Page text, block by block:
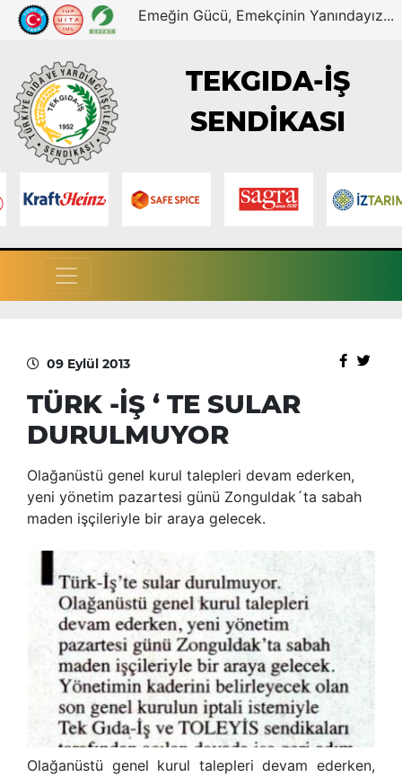
Emeğin Gücü, Emekçinin Yanındayız...
TEKGIDA-İŞ
SENDİKASI
09 Eylül 2013
TÜRK -İŞ ‘ TE SULAR
DURULMUYOR
Olağanüstü genel kurul talepleri devam ederken,
yeni yönetim pazartesi günü Zonguldak´ta sabah
maden işçileriyle bir araya gelecek.
Olağanüstü genel kurul talepleri devam ederken,